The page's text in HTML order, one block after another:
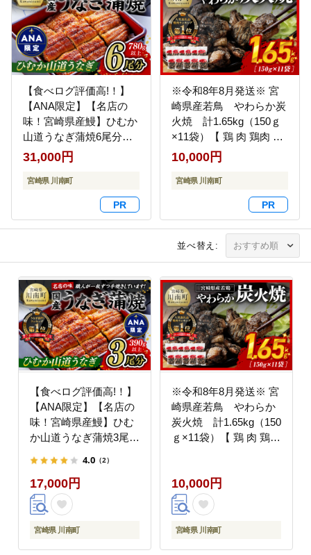
【食べログ評価高!！】
【ANA限定】【名店の
味！宮崎県産鰻】ひむか
山道うなぎ蒲焼6尾分
(780g以上) 【 国産 うな
ぎ ウナギ 鰻 】 [B08413]
31,000円
宮崎県 川南町
※令和8年8月発送※ 宮
崎県産若鳥 やわらか炭
火焼 計1.65kg（150ｇ
×11袋）【 鶏 肉 鶏肉 国
産 とり 九州産 鳥 宮崎県
産 小分け 炭火焼き 】
[C00901r808]
10,000円
宮崎県 川南町
並べ替え:
【食べログ評価高!！】
【ANA限定】【名店の
味！宮崎県産鰻】ひむ
か山道うなぎ蒲焼3尾分
なぎ ウナギ 鰻 】
[B08411]
4.0 （2）
17,000円
宮崎県 川南町
※令和8年8月発送※ 宮
崎県産若鳥 やわらか
炭火焼 計1.65kg（150
ｇ×11袋）【 鶏 肉 鶏肉
】 [C00901r808]
10,000円
宮崎県 川南町